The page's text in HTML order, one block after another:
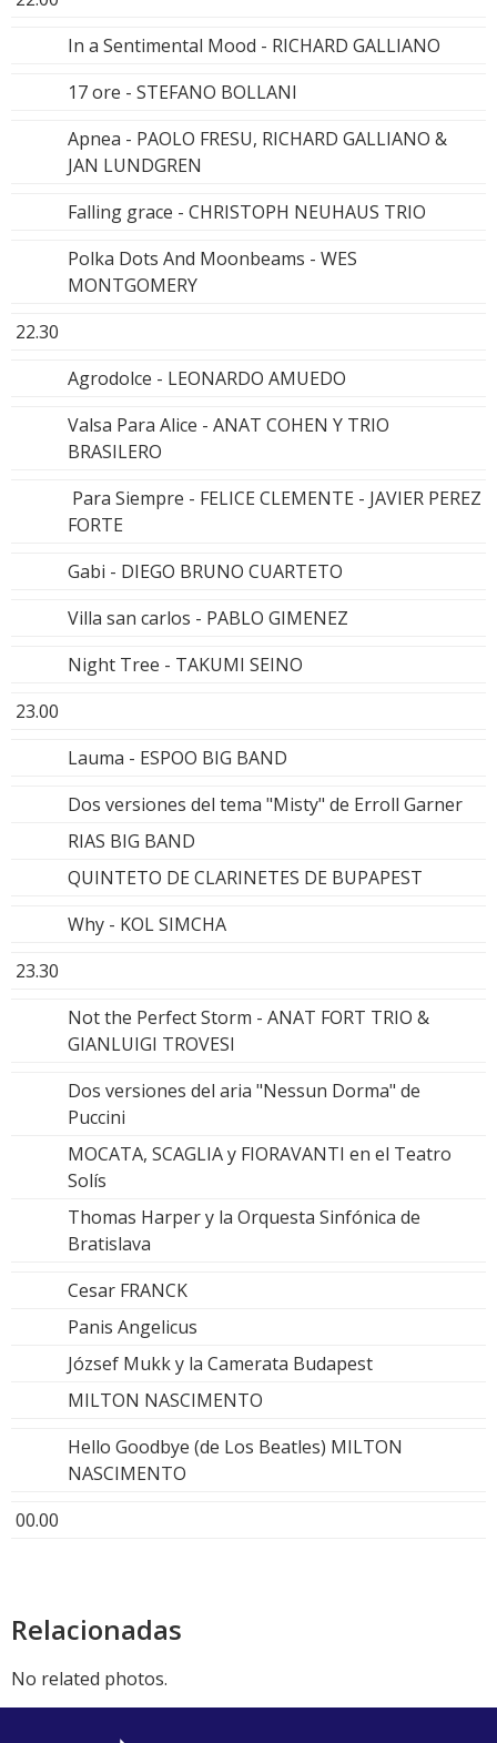
In a Sentimental Mood - RICHARD GALLIANO
17 ore - STEFANO BOLLANI
Apnea - PAOLO FRESU, RICHARD GALLIANO &
JAN LUNDGREN
Falling grace - CHRISTOPH NEUHAUS TRIO
Polka Dots And Moonbeams - WES
MONTGOMERY
22.30
Agrodolce - LEONARDO AMUEDO
Valsa Para Alice - ANAT COHEN Y TRIO
BRASILERO
Para Siempre - FELICE CLEMENTE - JAVIER PEREZ
FORTE
Gabi - DIEGO BRUNO CUARTETO
Villa san carlos - PABLO GIMENEZ
Night Tree - TAKUMI SEINO
23.00
Lauma - ESPOO BIG BAND
Dos versiones del tema "Misty" de Erroll Garner
RIAS BIG BAND
QUINTETO DE CLARINETES DE BUPAPEST
Why - KOL SIMCHA
23.30
Not the Perfect Storm - ANAT FORT TRIO &
GIANLUIGI TROVESI
Dos versiones del aria "Nessun Dorma" de
Puccini
MOCATA, SCAGLIA y FIORAVANTI en el Teatro
Solís
Thomas Harper y la Orquesta Sinfónica de
Bratislava
Cesar FRANCK
Panis Angelicus
József Mukk y la Camerata Budapest
MILTON NASCIMENTO
Hello Goodbye (de Los Beatles) MILTON
NASCIMENTO
00.00
Relacionadas
No related photos.